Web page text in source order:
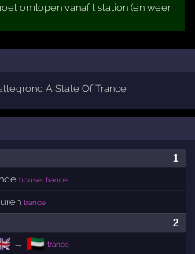
omlopen vanaf t station (en weer
1
house, trance
trance
2
→ 🇦🇪 trance